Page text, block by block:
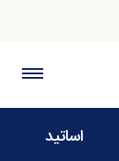
اساتید